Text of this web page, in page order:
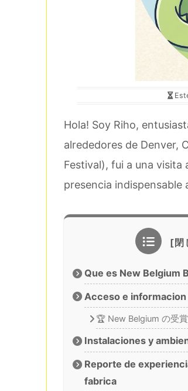
Hola! Soy Riho,
alrededores de Denver,
Festival), fui a una visita
presencia indispensable
Que es New Belgium
Acceso e informacion
🏆 New Belgium の受
Instalaciones y
Reporte de
fabrica